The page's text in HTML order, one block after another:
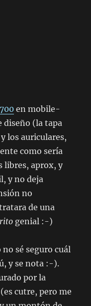
en mobile-
diseño (la tapa
los auriculares,
como sería
libres, aprox, y
y no deja
no
de una
genial :-)
sé seguro cuál
y se nota :-).
por la
cutre, pero me